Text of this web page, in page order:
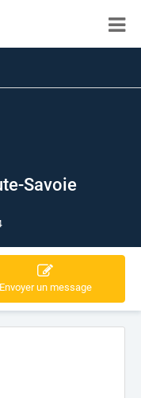
Savoie
Envoyer un message